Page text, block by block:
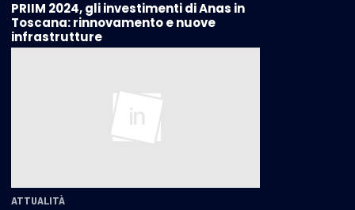
PRIIM 2024, gli investimenti di Anas in
Toscana: rinnovamento e nuove
infrastrutture
ATTUALITÀ